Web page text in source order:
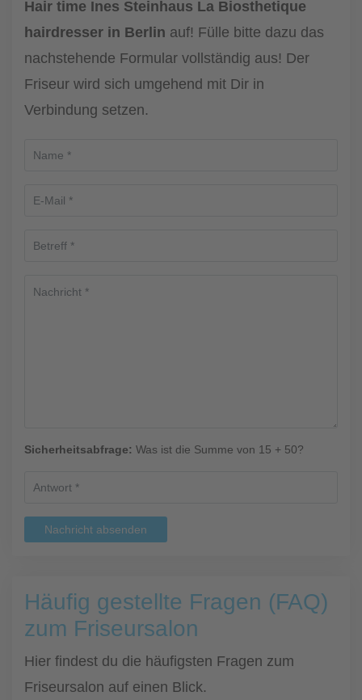
Hair time Ines Steinhaus La Biosthetique
hairdresser in Berlin auf! Fülle bitte dazu das
nachstehende Formular vollständig aus! Der
Friseur wird sich umgehend mit Dir in
Verbindung setzen.
Sicherheitsabfrage: Was ist die Summe von 15 + 50?
Nachricht absenden
Häufig gestellte Fragen (FAQ)
zum Friseursalon
Hier findest du die häufigsten Fragen zum
Friseursalon auf einen Blick.